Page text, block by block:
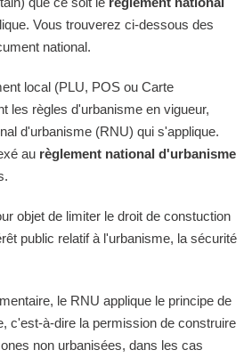
Vous trouverez ci-dessous des
national.
local (PLU, POS ou Carte
les règles d'urbanisme en vigueur,
d'urbanisme (RNU) qui s'applique.
au règlement national d'urbanisme
objet de limiter le droit de constuction
public relatif à l'urbanisme, la sécurité
le RNU applique le principe de
c'est-à-dire la permission de construire
non urbanisées, dans les cas